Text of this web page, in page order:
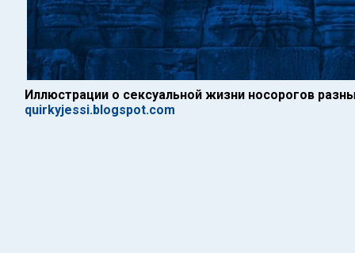
Иллюстрации о сексуальной жизни носорогов
quirkyjessi.blogspot.com